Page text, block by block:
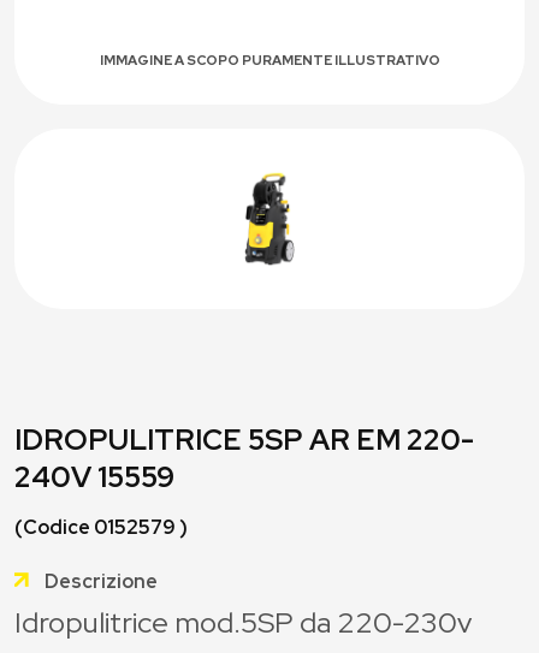
IMMAGINE A SCOPO PURAMENTE ILLUSTRATIVO
IDROPULITRICE 5SP AR EM 220-
240V 15559
(Codice 0152579 )
Descrizione
Idropulitrice mod.5SP da 220-230v